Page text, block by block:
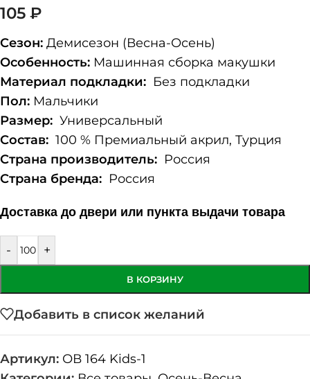
105 ₽
Сезон: Демисезон (Весна-Осень)
Особенность: Машинная сборка макушки
Материал подкладки: Без подкладки
Пол: Мальчики
Размер: Универсальный
Состав: 100 % Премиальный акрил, Турция
Страна производитель: Россия
Страна бренда: Россия
Доставка до двери или пункта выдачи товара
- +
В КОРЗИНУ
Добавить в список желаний
Артикул: ОВ 164 Kids-1